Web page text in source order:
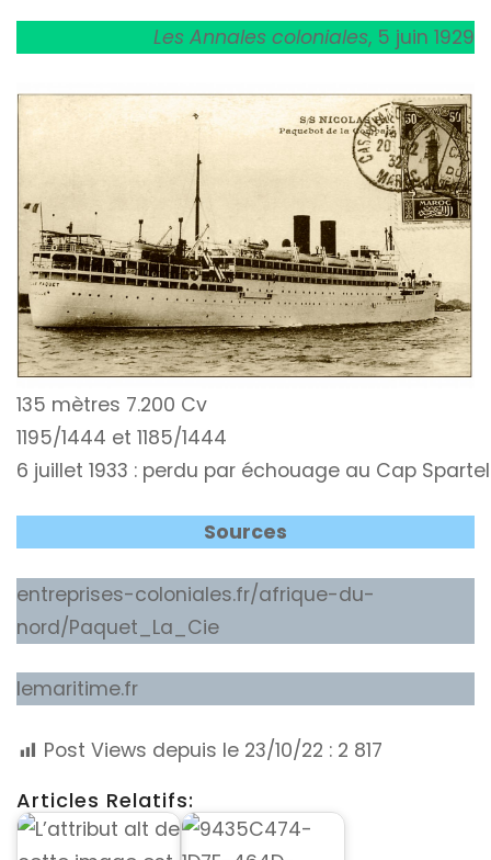
Les Annales coloniales, 5 juin 1929
135 mètres 7.200 Cv
1195/1444 et 1185/1444
6 juillet 1933 : perdu par échouage au Cap
Sources
entreprises-coloniales.fr/afrique-du-
nord/Paquet_La_Cie
lemaritime.fr
Post Views depuis le 23/10/22 : 2 817
Articles Relatifs: